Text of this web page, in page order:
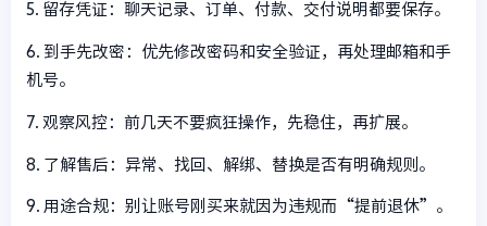
5. 留存凭证：聊天记录、订单、付款、交付说明都要保存。
6. 到手先改密：优先修改密码和安全验证，再处理邮箱和手
机号。
7. 观察风控：前几天不要疯狂操作，先稳住，再扩展。
8. 了解售后：异常、找回、解绑、替换是否有明确规则。
9. 用途合规：别让账号刚买来就因为违规而“提前退休”。